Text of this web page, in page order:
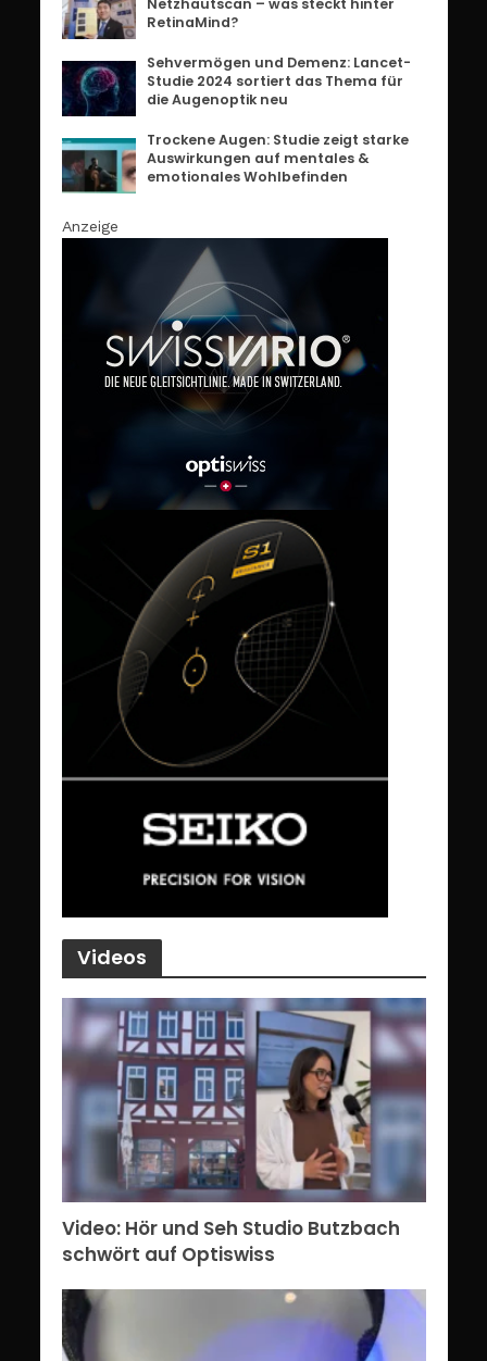
Netzhautscan – was steckt hinter
RetinaMind?
Sehvermögen und Demenz: Lancet-
Studie 2024 sortiert das Thema für
die Augenoptik neu
Trockene Augen: Studie zeigt starke
Auswirkungen auf mentales &
emotionales Wohlbefinden
Anzeige
Videos
Video: Hör und Seh Studio Butzbach
schwört auf Optiswiss